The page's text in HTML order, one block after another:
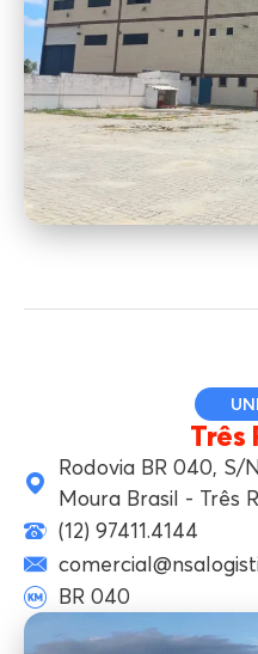
Três
Rodovia BR 040, S/
Moura Brasil - Três
(12) 97411.4144
BR 040